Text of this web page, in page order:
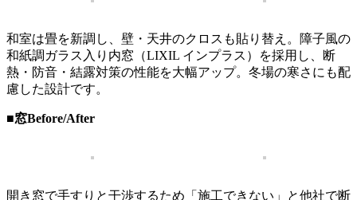
和室は畳を新調し、壁・天井のクロスも貼り替え。障子風の
和紙調ガラス入り内窓（LIXIL インプラス）を採用し、断
熱・防音・結露対策の性能を大幅アップ。冬場の寒さにも配
慮した設計です。
■窓Before/After
開き窓で手すりと干渉するため「施工できない」と他社で断